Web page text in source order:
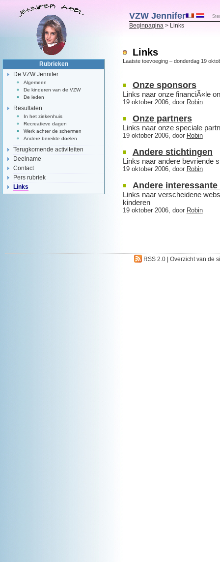
VZW Jennifer
Beginpagina > Links
Links
Laatste toevoeging – donderdag 19
Onze sponsors
Links naar onze financiÃ«le
19 oktober 2006, door Robin
Onze partners
Links naar onze speciale
19 oktober 2006, door Robin
Andere stichtingen
Links naar andere bevriende
19 oktober 2006, door Robin
Andere
Links naar verscheidene
kinderen
19 oktober 2006, door Robin
Rubrieken
De VZW Jennifer
Algemeen
De kinderen van de VZW
De leden
Resultaten
In het ziekenhuis
Recreatieve dagen
Werk achter de schermen
Andere bereikte doelen
Terugkomende activiteiten
Deelname
Contact
Pers rubriek
Links
RSS 2.0 |Overzicht van de